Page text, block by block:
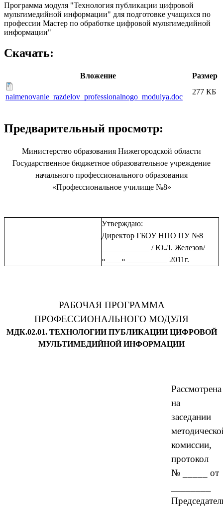
Программа модуля "Технология публикации цифровой
мультимедийной информации" для подготовке учащихся по
профессии Мастер по обработке цифровой мультимедийной
информации"
Скачать:
Вложение Размер
naimenovanie_razdelov_professionalnogo_modulya.doc
277 КБ
Предварительный просмотр:
Министерство образования Нижегородской области
Государственное бюджетное образовательное учреждение
начального профессионального образования
«Профессиональное училище №8»
Утверждаю:
Директор ГБОУ НПО ПУ №8
____________ / Ю.Л. Железов/
«____» __________ 2011г.
РАБОЧАЯ ПРОГРАММА
ПРОФЕССИОНАЛЬНОГО МОДУЛЯ
МДК.02.01. ТЕХНОЛОГИИ ПУБЛИКАЦИИ ЦИФРОВОЙ
МУЛЬТИМЕДИЙНОЙ ИНФОРМАЦИИ
Рассмотрена
на
заседании
комиссии,
протокол
№ _____ от